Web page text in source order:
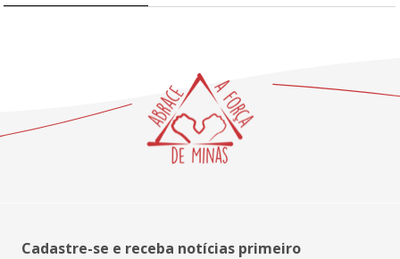
Cadastre-se e receba notícias primeiro